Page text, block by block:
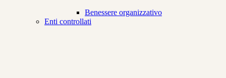
Benessere organizzativo
Enti controllati